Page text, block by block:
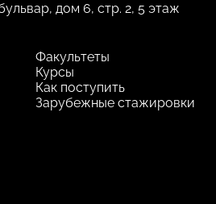
дом 6, стр. 2, 5 этаж
Факультеты
Курсы
Как поступить
Зарубежные стажировки